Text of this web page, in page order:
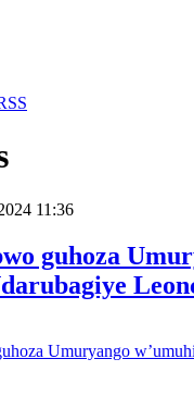
11:36
guhoza